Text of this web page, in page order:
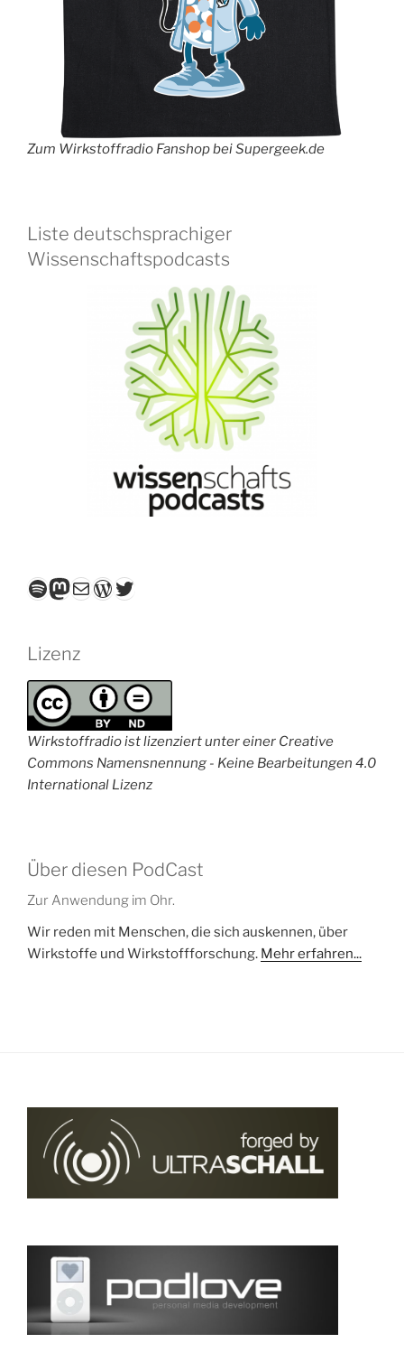
Zum Wirkstoffradio Fanshop bei Supergeek.de
Liste deutschsprachiger
Wissenschaftspodcasts
Spotify
Mastodon
E-MailWordPress
Twitter
Lizenz
Wirkstoffradio ist lizenziert unter einer Creative
Commons Namensnennung - Keine Bearbeitungen 4.0
International Lizenz
Über diesen PodCast
Zur Anwendung im Ohr.
Wir reden mit Menschen, die sich auskennen, über
Wirkstoffe und Wirkstoffforschung. Mehr erfahren...